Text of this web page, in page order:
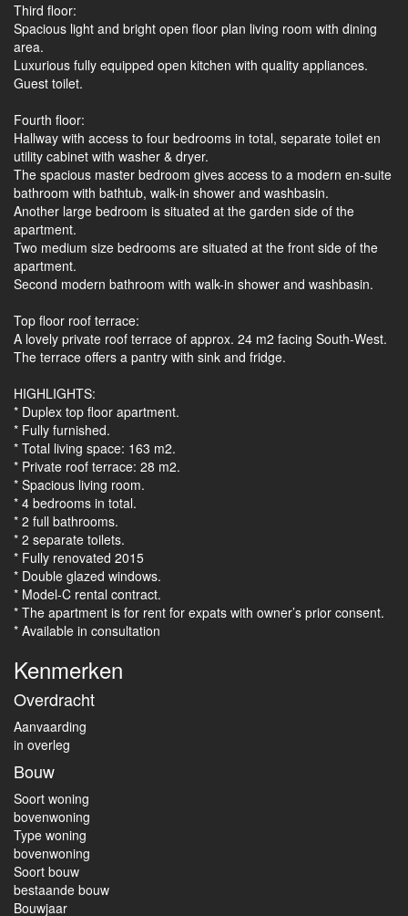
Third floor:
Spacious light and bright open floor plan living room with dining
area.
Luxurious fully equipped open kitchen with quality appliances.
Guest toilet.
Fourth floor:
Hallway with access to four bedrooms in total, separate toilet en
utility cabinet with washer & dryer.
The spacious master bedroom gives access to a modern en-suite
bathroom with bathtub, walk-in shower and washbasin.
Another large bedroom is situated at the garden side of the
apartment.
Two medium size bedrooms are situated at the front side of the
apartment.
Second modern bathroom with walk-in shower and washbasin.
Top floor roof terrace:
A lovely private roof terrace of approx. 24 m2 facing South-West.
The terrace offers a pantry with sink and fridge.
HIGHLIGHTS:
* Duplex top floor apartment.
* Fully furnished.
* Total living space: 163 m2.
* Private roof terrace: 28 m2.
* Spacious living room.
* 4 bedrooms in total.
* 2 full bathrooms.
* 2 separate toilets.
* Fully renovated 2015
* Double glazed windows.
* Model-C rental contract.
* The apartment is for rent for expats with owner’s prior consent.
* Available in consultation
Kenmerken
Overdracht
Aanvaarding
in overleg
Bouw
Soort woning
bovenwoning
Type woning
bovenwoning
Soort bouw
bestaande bouw
Bouwjaar